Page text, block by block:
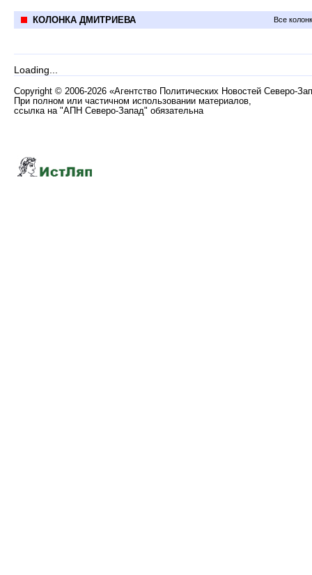
КОЛОНКА ДМИТРИЕВА Все
Loading...
Copyright © 2006-2026 «Агентство Политических Новостей Северо-
При полном или частичном использовании материалов,
ссылка на "АПН Северо-Запад" обязательна